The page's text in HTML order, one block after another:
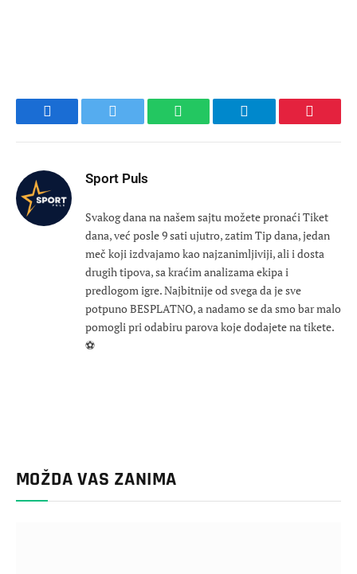
Facebook Twitter WhatsApp Telegram
Sport Puls
Svakog dana na našem sajtu možete pronaći Tiket
dana, već posle 9 sati ujutro, zatim Tip dana, jedan
meč koji izdvajamo kao najzanimljiviji, ali i dosta
drugih tipova, sa kraćim analizama ekipa i
predlogom igre. Najbitnije od svega da je sve
potpuno BESPLATNO, a nadamo se da smo bar malo
pomogli pri odabiru parova koje dodajete na tikete.
⚽
MOŽDA VAS ZANIMA